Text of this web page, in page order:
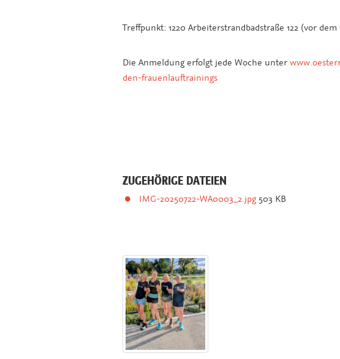
Treffpunkt: 1220 Arbeiterstrandbadstraße 122 (vor
Die Anmeldung erfolgt jede Woche unter
den-frauenlauftrainings
ZUGEHÖRIGE DATEIEN
IMG-20250722-WA0003_2.jpg 503 KB